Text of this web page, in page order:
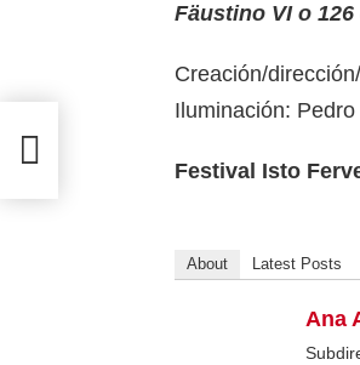
Fäustino VI o
Creación/
Iluminación:
Festival Isto
About Latest Posts
Ana